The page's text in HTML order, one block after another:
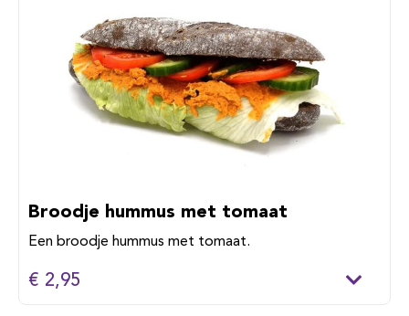
Broodje hummus met tomaat
Een broodje hummus met tomaat.
€ 2,95